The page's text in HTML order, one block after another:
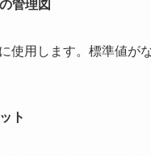
管理図
使用します。標準値が
ト